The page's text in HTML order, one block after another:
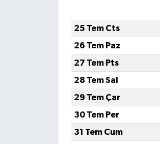
25 Tem Cts
26 Tem Paz
27 Tem Pts
28 Tem Sal
29 Tem Çar
30 Tem Per
31 Tem Cum